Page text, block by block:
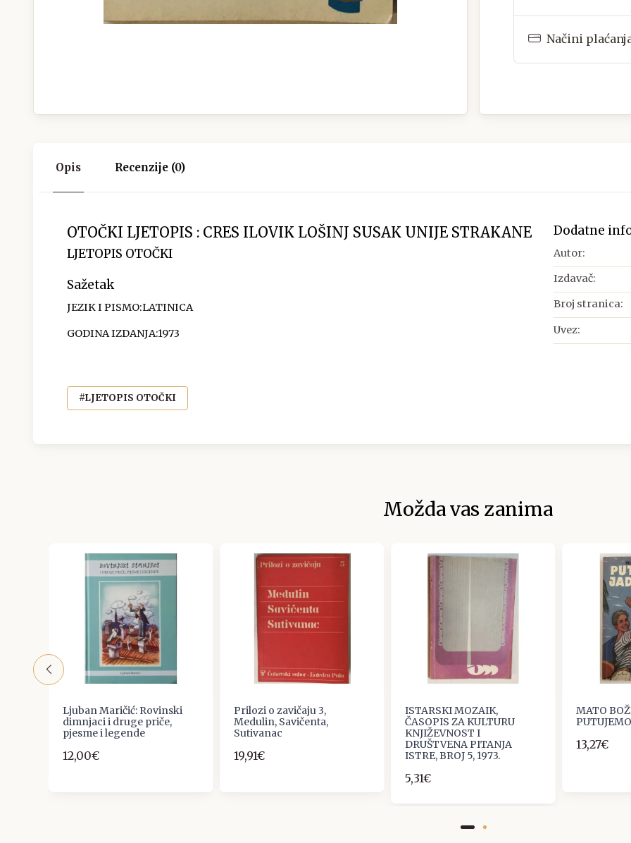
Načini
Opis Recenzije (0)
OTOČKI LJETOPIS : CRES ILOVIK LOŠINJ SUSAK UNIJE STRAKANE
LJETOPIS OTOČKI
Sažetak
JEZIK I PISMO:LATINICA
GODINA IZDANJA:1973
#LJETOPIS OTOČKI
Dodatne
Autor:
Izdavač:
Broj stranica:
Uvez:
Možda vas zanima
Ljuban Maričić: Rovinski
dimnjaci i druge priče,
pjesme i legende
12,00€
Prilozi o zavičaju 3,
Medulin, Savičenta,
Sutivanac
19,91€
ISTARSKI MOZAIK,
ČASOPIS ZA KULTURU
KNJIŽEVNOST I
DRUŠTVENA PITANJA
ISTRE, BROJ 5, 1973.
5,31€
MATO
13,27€